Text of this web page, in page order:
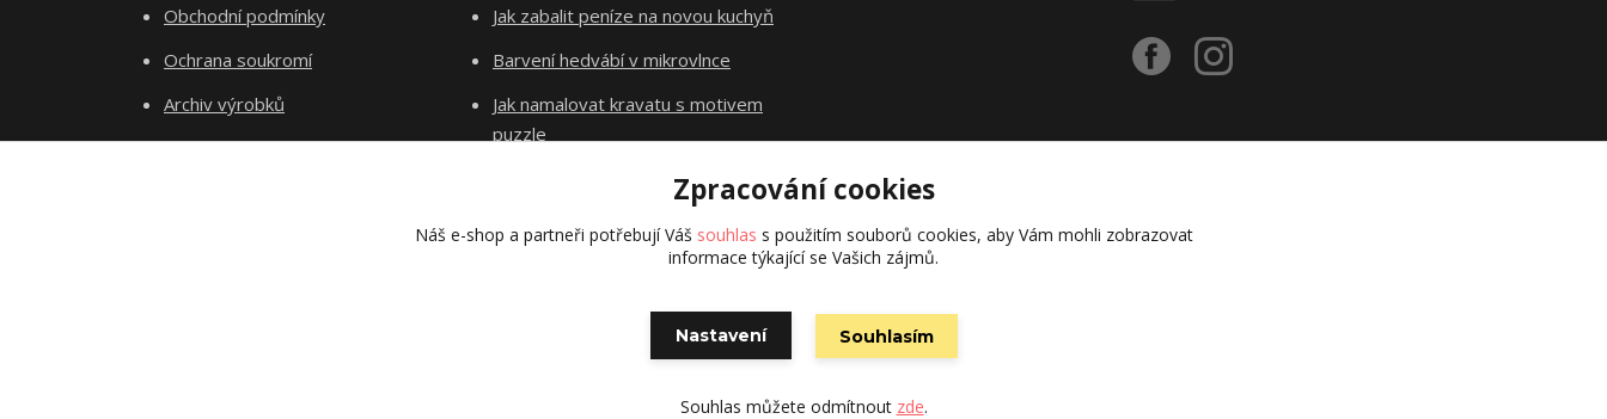
Obchodní podmínky
Ochrana soukromí
Archiv výrobků
Kontakty
Jak zabalit peníze na novou kuchyň
Barvení hedvábí v mikrovlnce
Jak namalovat kravatu s motivem
puzzle
Původní stránky
Vytvořeno na
Zpracování cookies
Náš e-shop a partneři potřebují Váš souhlas s použitím souborů cookies, aby Vám mohli zobrazovat
informace týkající se Vašich zájmů.
Nastavení Souhlasím
Souhlas můžete odmítnout zde.